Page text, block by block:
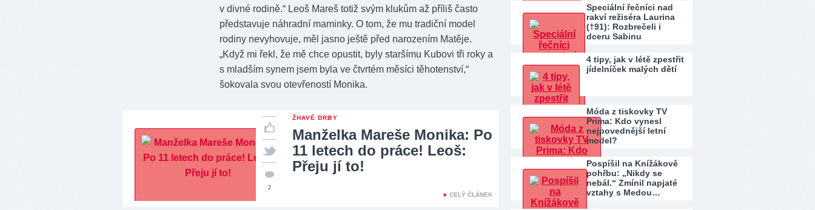
v divné rodině.“ Leoš Mareš totiž svým klukům až příliš často
představuje náhradní maminky. O tom, že mu tradiční model
rodiny nevyhovuje, měl jasno ještě před narozením Matěje.
„Když mi řekl, že mě chce opustit, byly staršímu Kubovi tři roky a
s mladším synem jsem byla ve čtvrtém měsíci těhotenství,“
šokovala svou otevřeností Monika.
ŽHAVÉ DRBY
Manželka Mareše Monika: Po
11 letech do práce! Leoš:
Přeju jí to!
CELÝ ČLÁNEK
2
Speciální řečníci nad
rakví režiséra Laurina
(†91): Rozbrečeli i
dceru Sabinu
4 tipy, jak v létě zpestřit
jídelníček malých dětí
Móda z tiskovky TV
Prima: Kdo vynesl
nejpovednější letní
model?
Pospíšil na Knížákově
pohřbu: „Nikdy se
nebál.“ Zmínil napjaté
vztahy s Medou…